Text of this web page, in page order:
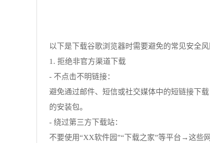
以下是下载谷歌浏览器时需要避免的常见安全风
1. 拒绝非官方渠道下载
- 不点击不明链接：
避免通过邮件、短信或社交媒体中的短链接下
的安装包。
- 绕过第三方下载站：
不要使用“XX软件园”“下载之家”等平台→这些